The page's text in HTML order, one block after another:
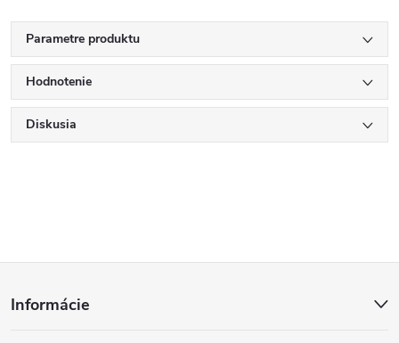
Parametre produktu
Hodnotenie
Diskusia
Informácie